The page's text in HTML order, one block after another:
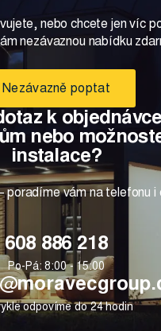
nebo chcete jen víc
nezávaznou nabídku
Nezávazně poptat
k
nebo
instalace?
poradíme vám na telefonu i
608 886 218
Po-Pá: 8:00 - 15:00
odpovíme do 24 hodin